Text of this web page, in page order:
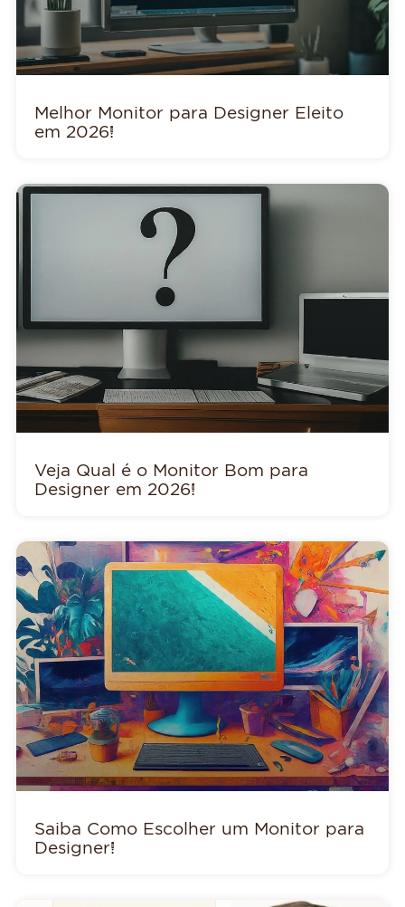
Melhor Monitor para Designer Eleito
em 2026!
Veja Qual é o Monitor Bom para
Designer em 2026!
Saiba Como Escolher um Monitor para
Designer!